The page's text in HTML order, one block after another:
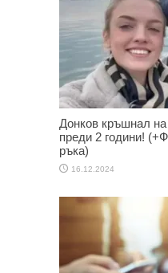
Донков кръшнал
преди 2 години!
ръка)
16.12.2024